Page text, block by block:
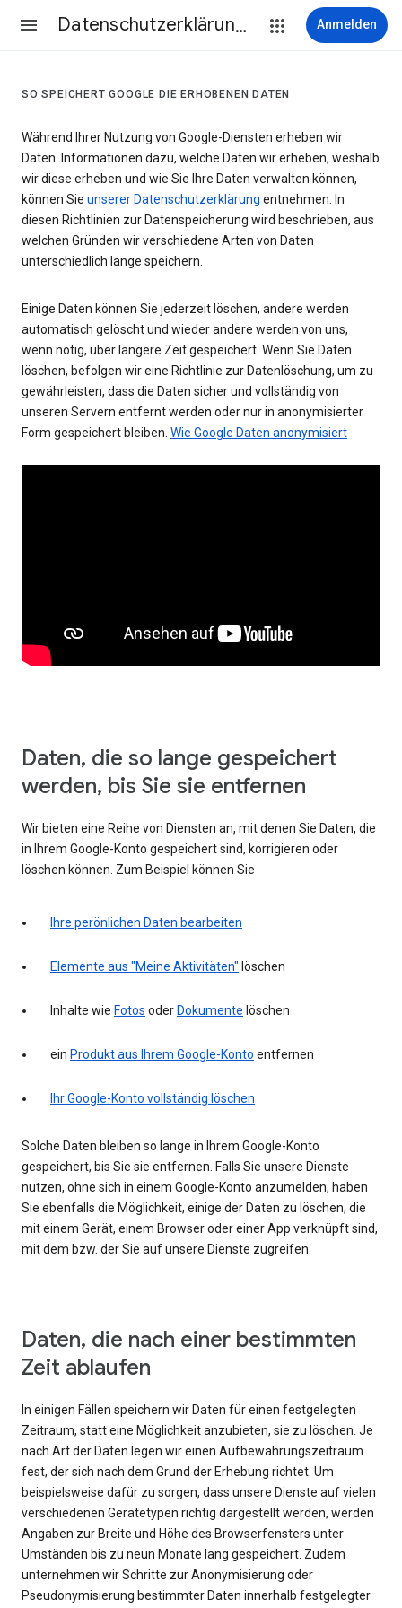
Datenschutzerklärung & Nutzungsbedingungen Anmelden
SO SPEICHERT GOOGLE DIE ERHOBENEN DATEN
Während Ihrer Nutzung von Google-Diensten erheben wir
Daten. Informationen dazu, welche Daten wir erheben, weshalb
wir diese erheben und wie Sie Ihre Daten verwalten können,
können Sie unserer Datenschutzerklärung entnehmen. In
diesen Richtlinien zur Datenspeicherung wird beschrieben, aus
welchen Gründen wir verschiedene Arten von Daten
unterschiedlich lange speichern.
Einige Daten können Sie jederzeit löschen, andere werden
automatisch gelöscht und wieder andere werden von uns,
wenn nötig, über längere Zeit gespeichert. Wenn Sie Daten
löschen, befolgen wir eine Richtlinie zur Datenlöschung, um zu
gewährleisten, dass die Daten sicher und vollständig von
unseren Servern entfernt werden oder nur in anonymisierter
Form gespeichert bleiben. Wie Google Daten anonymisiert
Daten, die so lange gespeichert
werden, bis Sie sie entfernen
Wir bieten eine Reihe von Diensten an, mit denen Sie Daten, die
in Ihrem Google-Konto gespeichert sind, korrigieren oder
löschen können. Zum Beispiel können Sie
Ihre perönlichen Daten bearbeiten
Elemente aus "Meine Aktivitäten" löschen
Inhalte wie Fotos oder Dokumente löschen
ein Produkt aus Ihrem Google-Konto entfernen
Ihr Google-Konto vollständig löschen
Solche Daten bleiben so lange in Ihrem Google-Konto
gespeichert, bis Sie sie entfernen. Falls Sie unsere Dienste
nutzen, ohne sich in einem Google-Konto anzumelden, haben
Sie ebenfalls die Möglichkeit, einige der Daten zu löschen, die
mit einem Gerät, einem Browser oder einer App verknüpft sind,
mit dem bzw. der Sie auf unsere Dienste zugreifen.
Daten, die nach einer bestimmten
Zeit ablaufen
In einigen Fällen speichern wir Daten für einen festgelegten
Zeitraum, statt eine Möglichkeit anzubieten, sie zu löschen. Je
nach Art der Daten legen wir einen Aufbewahrungszeitraum
fest, der sich nach dem Grund der Erhebung richtet. Um
beispielsweise dafür zu sorgen, dass unsere Dienste auf vielen
verschiedenen Gerätetypen richtig dargestellt werden, werden
Angaben zur Breite und Höhe des Browserfensters unter
Umständen bis zu neun Monate lang gespeichert. Zudem
unternehmen wir Schritte zur Anonymisierung oder
Pseudonymisierung bestimmter Daten innerhalb festgelegter